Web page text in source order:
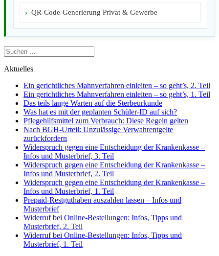
QR-Code-Generierung Privat & Gewerbe
Suchen
nach:
Aktuelles
Ein gerichtliches Mahnverfahren einleiten – so geht’s, 2. Teil
Ein gerichtliches Mahnverfahren einleiten – so geht’s, 1. Teil
Das teils lange Warten auf die Sterbeurkunde
Was hat es mit der geplanten Schüler-ID auf sich?
Pflegehilfsmittel zum Verbrauch: Diese Regeln gelten
Nach BGH-Urteil: Unzulässige Verwahrentgelte
zurückfordern
Widerspruch gegen eine Entscheidung der Krankenkasse –
Infos und Musterbrief, 3. Teil
Widerspruch gegen eine Entscheidung der Krankenkasse –
Infos und Musterbrief, 2. Teil
Widerspruch gegen eine Entscheidung der Krankenkasse –
Infos und Musterbrief, 1. Teil
Prepaid-Restguthaben auszahlen lassen – Infos und
Musterbrief
Widerruf bei Online-Bestellungen: Infos, Tipps und
Musterbrief, 2. Teil
Widerruf bei Online-Bestellungen: Infos, Tipps und
Musterbrief, 1. Teil